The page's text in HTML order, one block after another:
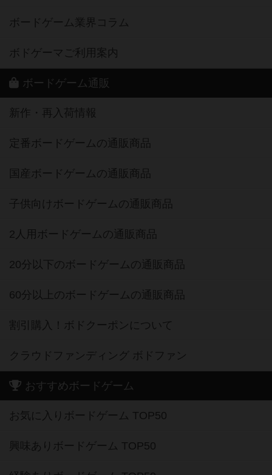
ボードゲーム業界コラム
ボドゲーマご利用案内
ボードゲーム通販
新作・再入荷情報
定番ボードゲームの通販商品
国産ボードゲームの通販商品
子供向けボードゲームの通販商品
2人用ボードゲームの通販商品
20分以下のボードゲームの通販商品
60分以上のボードゲームの通販商品
割引購入！ボドクーポンについて
クラウドファンディング ボドファン
おすすめボードゲーム
お気に入りボードゲーム TOP50
興味ありボードゲーム TOP50